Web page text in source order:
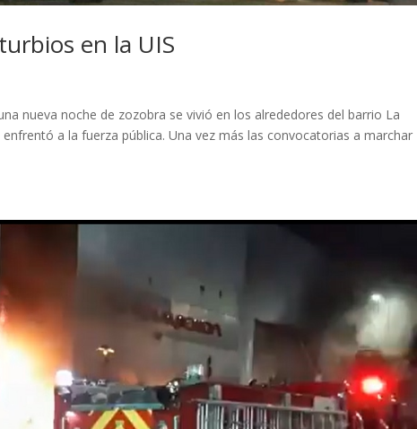
en la UIS
nueva noche de zozobra se vivió en los alrededores del barrio La
a la fuerza pública. Una vez más las convocatorias a marchar